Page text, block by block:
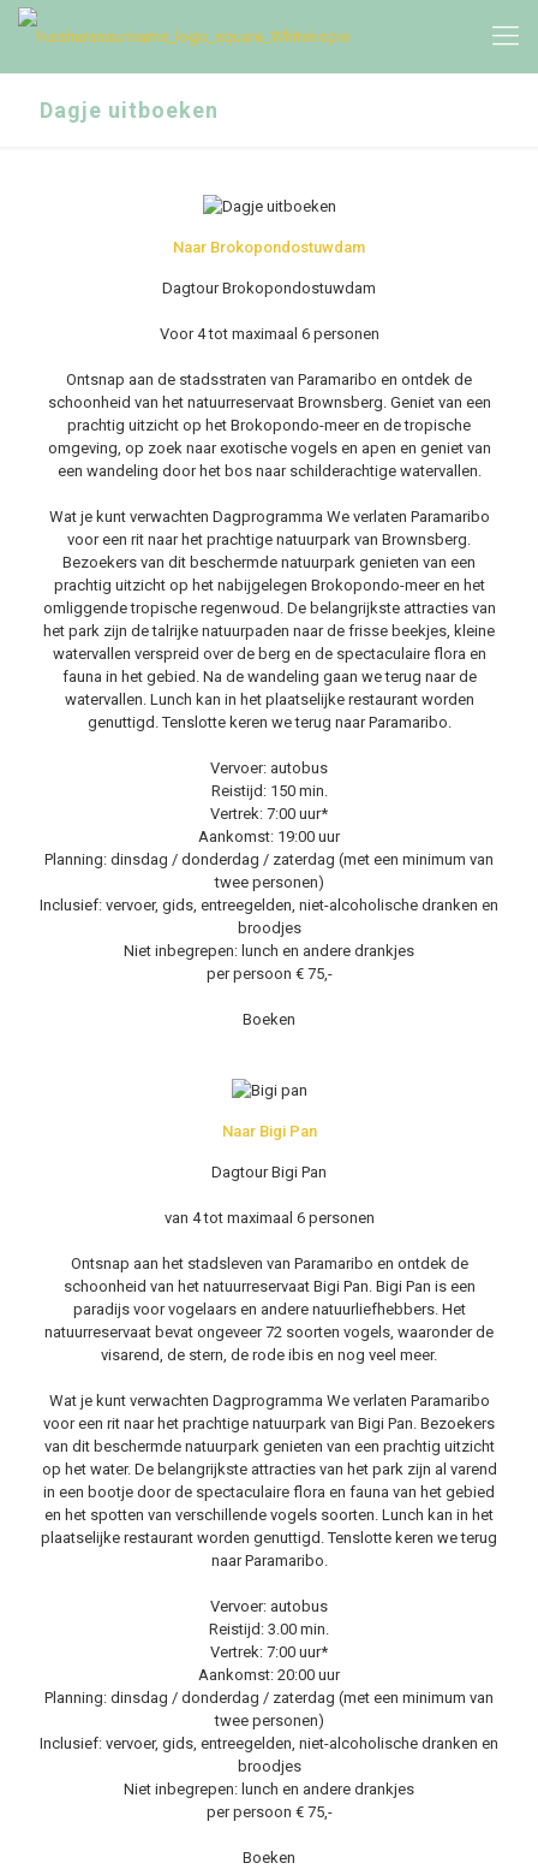
Dagje uitboeken
Naar Brokopondostuwdam
Dagtour Brokopondostuwdam
Voor 4 tot maximaal 6 personen
Ontsnap aan de stadsstraten van Paramaribo en ontdek de
schoonheid van het natuurreservaat Brownsberg. Geniet van een
prachtig uitzicht op het Brokopondo-meer en de tropische
omgeving, op zoek naar exotische vogels en apen en geniet van
een wandeling door het bos naar schilderachtige watervallen.
Wat je kunt verwachten Dagprogramma We verlaten Paramaribo
voor een rit naar het prachtige natuurpark van Brownsberg.
Bezoekers van dit beschermde natuurpark genieten van een
prachtig uitzicht op het nabijgelegen Brokopondo-meer en het
omliggende tropische regenwoud. De belangrijkste attracties van
het park zijn de talrijke natuurpaden naar de frisse beekjes, kleine
watervallen verspreid over de berg en de spectaculaire flora en
fauna in het gebied. Na de wandeling gaan we terug naar de
watervallen. Lunch kan in het plaatselijke restaurant worden
genuttigd. Tenslotte keren we terug naar Paramaribo.
Vervoer: autobus
Reistijd: 150 min.
Vertrek: 7:00 uur*
Aankomst: 19:00 uur
Planning: dinsdag / donderdag / zaterdag (met een minimum van
twee personen)
Inclusief: vervoer, gids, entreegelden, niet-alcoholische dranken en
broodjes
Niet inbegrepen: lunch en andere drankjes
per persoon € 75,-
Boeken
Naar Bigi Pan
Dagtour Bigi Pan
van 4 tot maximaal 6 personen
Ontsnap aan het stadsleven van Paramaribo en ontdek de
schoonheid van het natuurreservaat Bigi Pan. Bigi Pan is een
paradijs voor vogelaars en andere natuurliefhebbers. Het
natuurreservaat bevat ongeveer 72 soorten vogels, waaronder de
visarend, de stern, de rode ibis en nog veel meer.
Wat je kunt verwachten Dagprogramma We verlaten Paramaribo
voor een rit naar het prachtige natuurpark van Bigi Pan. Bezoekers
van dit beschermde natuurpark genieten van een prachtig uitzicht
op het water. De belangrijkste attracties van het park zijn al varend
in een bootje door de spectaculaire flora en fauna van het gebied
en het spotten van verschillende vogels soorten. Lunch kan in het
plaatselijke restaurant worden genuttigd. Tenslotte keren we terug
naar Paramaribo.
Vervoer: autobus
Reistijd: 3.00 min.
Vertrek: 7:00 uur*
Aankomst: 20:00 uur
Planning: dinsdag / donderdag / zaterdag (met een minimum van
twee personen)
Inclusief: vervoer, gids, entreegelden, niet-alcoholische dranken en
broodjes
Niet inbegrepen: lunch en andere drankjes
per persoon € 75,-
Boeken